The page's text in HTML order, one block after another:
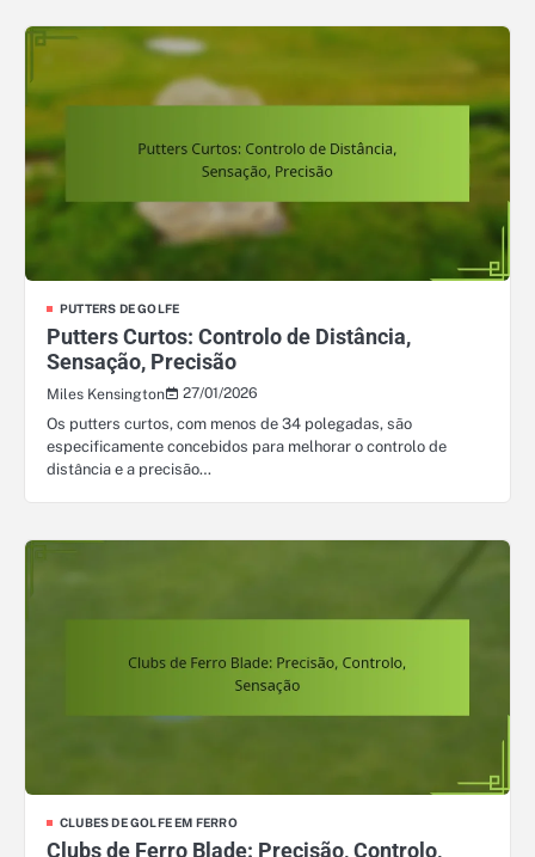
PUTTERS DE GOLFE
Putters Curtos: Controlo de Distância,
Sensação, Precisão
Miles Kensington
27/01/2026
Os putters curtos, com menos de 34 polegadas, são
especificamente concebidos para melhorar o controlo de
distância e a precisão…
CLUBES DE GOLFE EM FERRO
Clubs de Ferro Blade: Precisão, Controlo,